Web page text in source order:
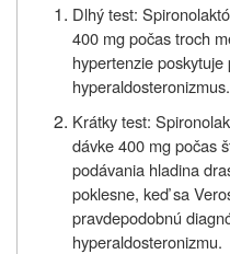
Dlhý test:
400 mg počas troch
hypertenzie
hyperaldosteronizmus.
Krátky test:
dávke 400 mg počas
podávania hladina
poklesne, keď sa
pravdepodobnú
hyperaldosteronizmu.